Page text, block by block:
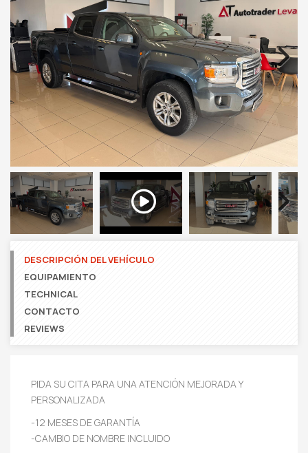
Next
Next
DESCRIPCIÓN DEL VEHÍCULO
EQUIPAMIENTO
TECHNICAL
CONTACTO
REVIEWS
PIDA SU CITA PARA UNA ATENCIÓN MEJORADA Y
PERSONALIZADA
-12 MESES DE GARANTÍA
-CAMBIO DE NOMBRE INCLUIDO